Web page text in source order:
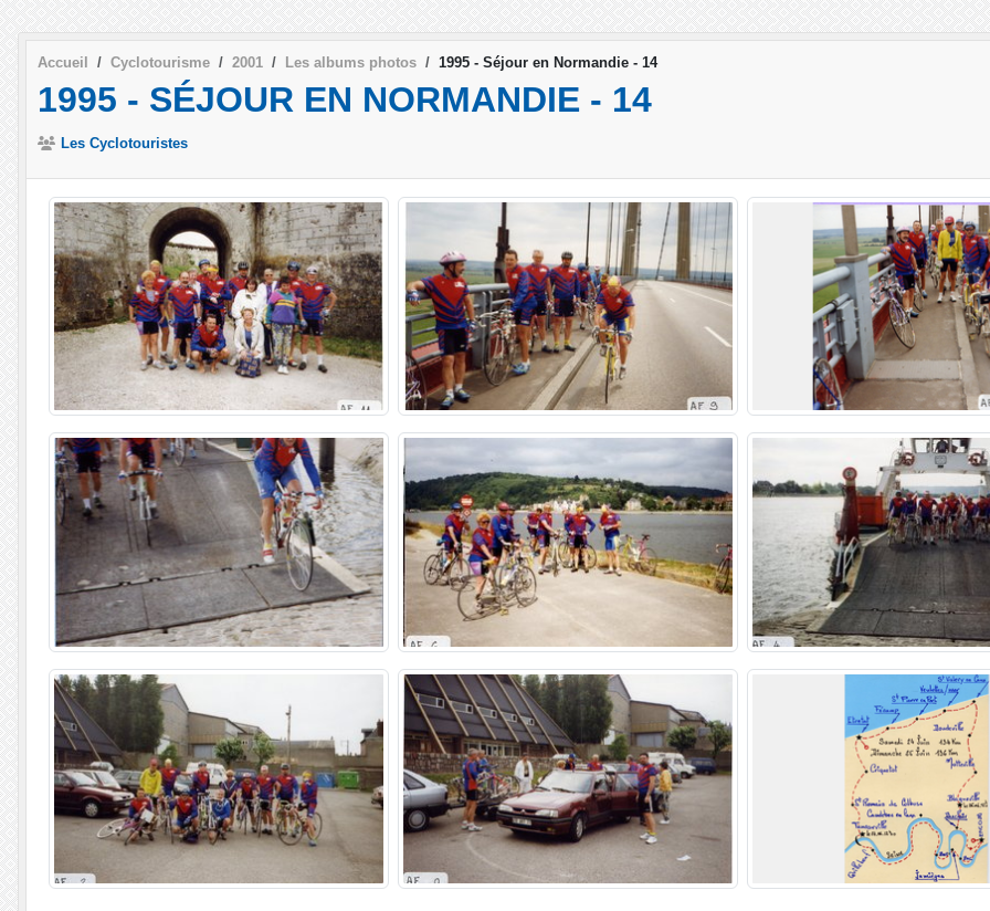
Accueil Cyclotourisme 2001 Les albums photos 1995 - Séjour en Normandie - 14
1995 - SÉJOUR EN NORMANDIE - 14
Les Cyclotouristes